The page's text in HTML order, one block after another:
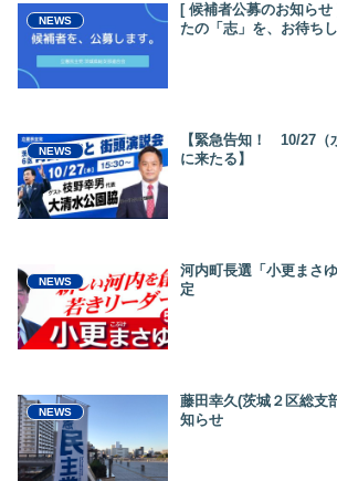
NEWS
[ 候補者公募のお知ら
たの「志」を、お待ちし
NEWS
【緊急告知！ 10/27（
に来たる】
NEWS
河内町長選「小更まさ
定
NEWS
藤田幸久(茨城２区総支部長) 活動報告
知らせ